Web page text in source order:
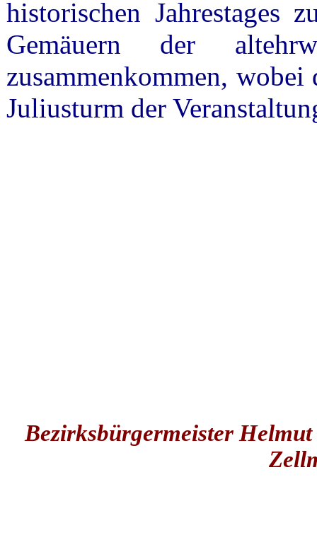
historischen Jahrestages
Gemäuern der
zusammenkommen,
Juliusturm der
Bezirksbürgermeister